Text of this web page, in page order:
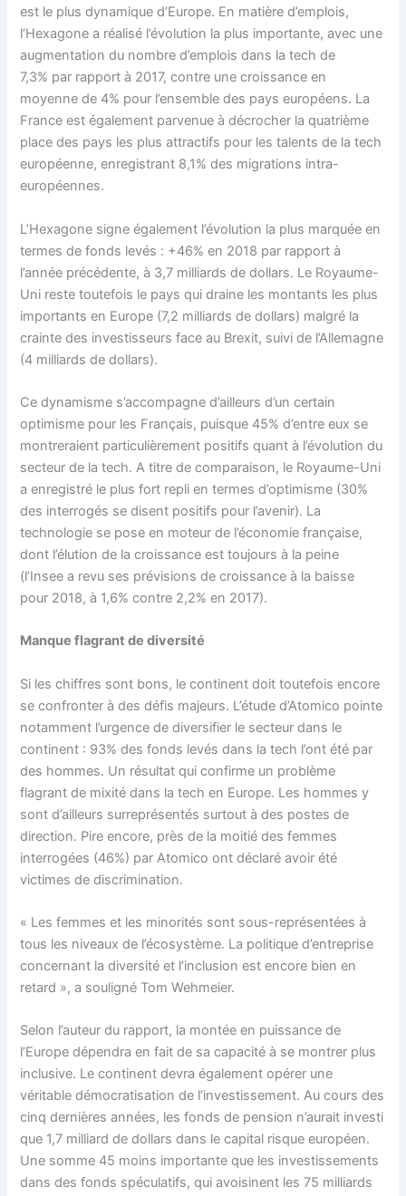
est le plus dynamique d’Europe. En matière d’emplois,
l’Hexagone a réalisé l’évolution la plus importante, avec une
augmentation du nombre d’emplois dans la tech de
7,3% par rapport à 2017, contre une croissance en
moyenne de 4% pour l’ensemble des pays européens. La
France est également parvenue à décrocher la quatrième
place des pays les plus attractifs pour les talents de la tech
européenne, enregistrant 8,1% des migrations intra-
européennes.
L’Hexagone signe également l’évolution la plus marquée en
termes de fonds levés : +46% en 2018 par rapport à
l’année précédente, à 3,7 milliards de dollars. Le Royaume-
Uni reste toutefois le pays qui draine les montants les plus
importants en Europe (7,2 milliards de dollars) malgré la
crainte des investisseurs face au Brexit, suivi de l’Allemagne
(4 milliards de dollars).
Ce dynamisme s’accompagne d’ailleurs d’un certain
optimisme pour les Français, puisque 45% d’entre eux se
montreraient particulièrement positifs quant à l’évolution du
secteur de la tech. A titre de comparaison, le Royaume-Uni
a enregistré le plus fort repli en termes d’optimisme (30%
des interrogés se disent positifs pour l’avenir). La
technologie se pose en moteur de l’économie française,
dont l’élution de la croissance est toujours à la peine
(l’Insee a revu ses prévisions de croissance à la baisse
pour 2018, à 1,6% contre 2,2% en 2017).
Manque flagrant de diversité
Si les chiffres sont bons, le continent doit toutefois encore
se confronter à des défis majeurs. L’étude d’Atomico pointe
notamment l’urgence de diversifier le secteur dans le
continent : 93% des fonds levés dans la tech l’ont été par
des hommes. Un résultat qui confirme un problème
flagrant de mixité dans la tech en Europe. Les hommes y
sont d’ailleurs surreprésentés surtout à des postes de
direction. Pire encore, près de la moitié des femmes
interrogées (46%) par Atomico ont déclaré avoir été
victimes de discrimination.
« Les femmes et les minorités sont sous-représentées à
tous les niveaux de l’écosystème. La politique d’entreprise
concernant la diversité et l’inclusion est encore bien en
retard », a souligné Tom Wehmeier.
Selon l’auteur du rapport, la montée en puissance de
l’Europe dépendra en fait de sa capacité à se montrer plus
inclusive. Le continent devra également opérer une
véritable démocratisation de l’investissement. Au cours des
cinq dernières années, les fonds de pension n’aurait investi
que 1,7 milliard de dollars dans le capital risque européen.
Une somme 45 moins importante que les investissements
dans des fonds spéculatifs, qui avoisinent les 75 milliards